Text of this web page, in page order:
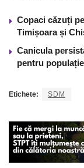
Copaci căzuți
Timișoara și
Canicula
pentru populație
Etichete: SDM